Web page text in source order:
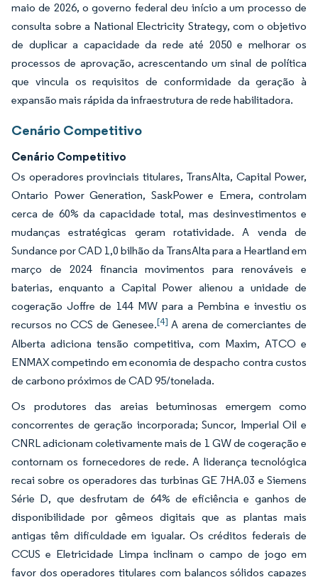
maio de 2026, o governo federal deu início a um processo de
consulta sobre a National Electricity Strategy, com o objetivo
de duplicar a capacidade da rede até 2050 e melhorar os
processos de aprovação, acrescentando um sinal de política
que vincula os requisitos de conformidade da geração à
expansão mais rápida da infraestrutura de rede habilitadora.
Cenário Competitivo
Cenário Competitivo
Os operadores provinciais titulares, TransAlta, Capital Power,
Ontario Power Generation, SaskPower e Emera, controlam
cerca de 60% da capacidade total, mas desinvestimentos e
mudanças estratégicas geram rotatividade. A venda de
Sundance por CAD 1,0 bilhão da TransAlta para a Heartland em
março de 2024 financia movimentos para renováveis e
baterias, enquanto a Capital Power alienou a unidade de
cogeração Joffre de 144 MW para a Pembina e investiu os
recursos no CCS de Genesee.[4] A arena de comerciantes de
Alberta adiciona tensão competitiva, com Maxim, ATCO e
ENMAX competindo em economia de despacho contra custos
de carbono próximos de CAD 95/tonelada.
Os produtores das areias betuminosas emergem como
concorrentes de geração incorporada; Suncor, Imperial Oil e
CNRL adicionam coletivamente mais de 1 GW de cogeração e
contornam os fornecedores de rede. A liderança tecnológica
recai sobre os operadores das turbinas GE 7HA.03 e Siemens
Série D, que desfrutam de 64% de eficiência e ganhos de
disponibilidade por gêmeos digitais que as plantas mais
antigas têm dificuldade em igualar. Os créditos federais de
CCUS e Eletricidade Limpa inclinam o campo de jogo em
favor dos operadores titulares com balanços sólidos capazes